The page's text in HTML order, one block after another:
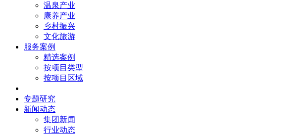
温泉产业
康养产业
乡村振兴
文化旅游
服务案例
精选案例
按项目类型
按项目区域
专题研究
新闻动态
集团新闻
行业动态